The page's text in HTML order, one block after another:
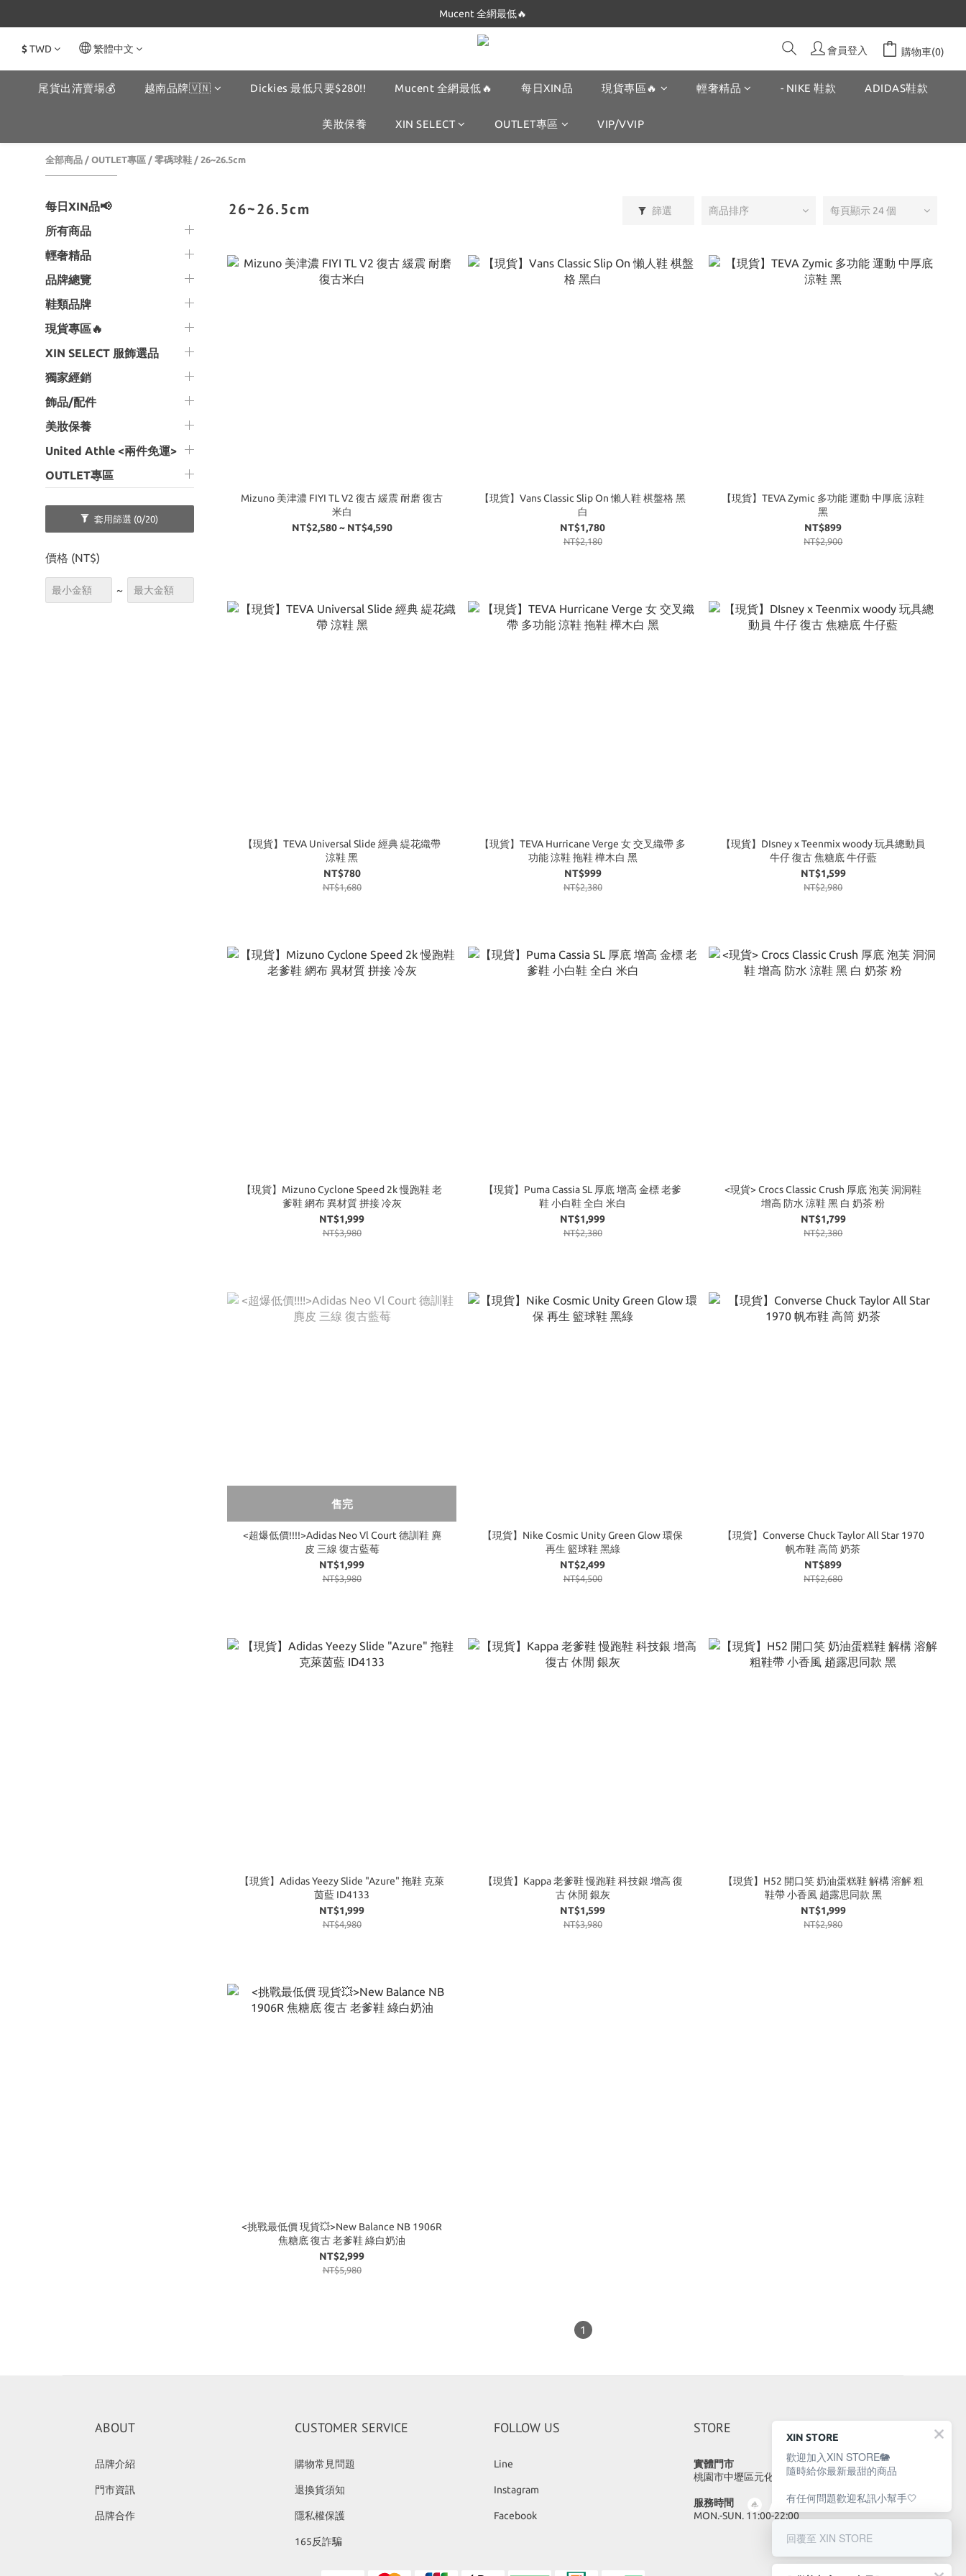
Dickies 最低$280起🔥
Dickies 最低$280起🔥
$TWD 繁體中文 會員登入 購物車(0)
尾貨出清賣場💰 越南品牌🇻🇳 Dickies 最低只要$280!! Mucent 全網最低🔥 每日XIN品 現貨專區🔥 輕奢精品 - NIKE 鞋款 ADIDAS鞋款
美妝保養 XIN SELECT OUTLET專區 VIP/VVIP
全部商品 / OUTLET專區 / 零碼球鞋 / 26~26.5cm
每日XIN品📢
所有商品
輕奢精品
品牌總覽
鞋類品牌
現貨專區🔥
XIN SELECT 服飾選品
獨家經銷
飾品/配件
美妝保養
United Athle <兩件免運>
OUTLET專區
套用篩選 (0/20)
價格 (NT$)
~
26~26.5cm 篩選 商品排序 每頁顯示 24 個
Mizuno 美津濃 FIYI TL V2 復古 緩震 耐磨 復古
米白
NT$2,580 ~ NT$4,590
【現貨】Vans Classic Slip On 懶人鞋 棋盤格 黑
白
NT$1,780
NT$2,180
【現貨】TEVA Zymic 多功能 運動 中厚底 涼鞋
黑
NT$899
NT$2,900
【現貨】TEVA Universal Slide 經典 緹花織帶
涼鞋 黑
NT$780
NT$1,680
【現貨】TEVA Hurricane Verge 女 交叉織帶 多
功能 涼鞋 拖鞋 樺木白 黑
NT$999
NT$2,380
【現貨】DIsney x Teenmix woody 玩具總動員
牛仔 復古 焦糖底 牛仔藍
NT$1,599
NT$2,980
【現貨】Mizuno Cyclone Speed 2k 慢跑鞋 老
爹鞋 網布 異材質 拼接 冷灰
NT$1,999
NT$3,980
【現貨】Puma Cassia SL 厚底 增高 金標 老爹
鞋 小白鞋 全白 米白
NT$1,999
NT$2,380
<現貨> Crocs Classic Crush 厚底 泡芙 洞洞鞋
增高 防水 涼鞋 黑 白 奶茶 粉
NT$1,799
NT$2,380
售完
<超爆低價!!!!>Adidas Neo Vl Court 德訓鞋 麂
皮 三線 復古藍莓
NT$1,999
NT$3,980
【現貨】Nike Cosmic Unity Green Glow 環保
再生 籃球鞋 黑綠
NT$2,499
NT$4,500
【現貨】Converse Chuck Taylor All Star 1970
帆布鞋 高筒 奶茶
NT$899
NT$2,680
【現貨】Adidas Yeezy Slide "Azure" 拖鞋 克萊
茵藍 ID4133
NT$1,999
NT$4,980
【現貨】Kappa 老爹鞋 慢跑鞋 科技銀 增高 復
古 休閒 銀灰
NT$1,599
NT$3,980
【現貨】H52 開口笑 奶油蛋糕鞋 解構 溶解 粗
鞋帶 小香風 趙露思同款 黑
NT$1,999
NT$2,980
<挑戰最低價 現貨💥>New Balance NB 1906R
焦糖底 復古 老爹鞋 綠白奶油
NT$2,999
NT$5,980
1
ABOUT
品牌介紹
門市資訊
品牌合作
CUSTOMER SERVICE
購物常見問題
退換貨須知
隱私權保護
165反詐騙
FOLLOW US
Line
Instagram
Facebook
STORE
實體門市
桃園市中壢區元化路23號
服務時間
MON.-SUN. 11:00-22:00
XIN STORE
歡迎加入XIN STORE🐘
隨時給你最新最甜的商品
有任何問題歡迎私訊小幫手🤍
回覆至 XIN STORE